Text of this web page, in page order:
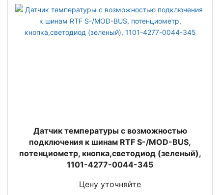
Датчик температуры с возможностью
подключения к шинам RTF S-/MOD-BUS,
потенциометр, кнопка,светодиод (зеленый),
1101-4277-0044-345
Цену уточняйте